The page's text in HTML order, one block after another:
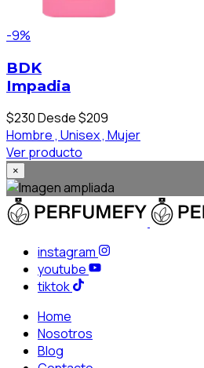
-9%
BDK
Impadia
$230Desde $209
Hombre , Unisex , Mujer
Ver producto
×
instagram
youtube
tiktok
Home
Nosotros
Blog